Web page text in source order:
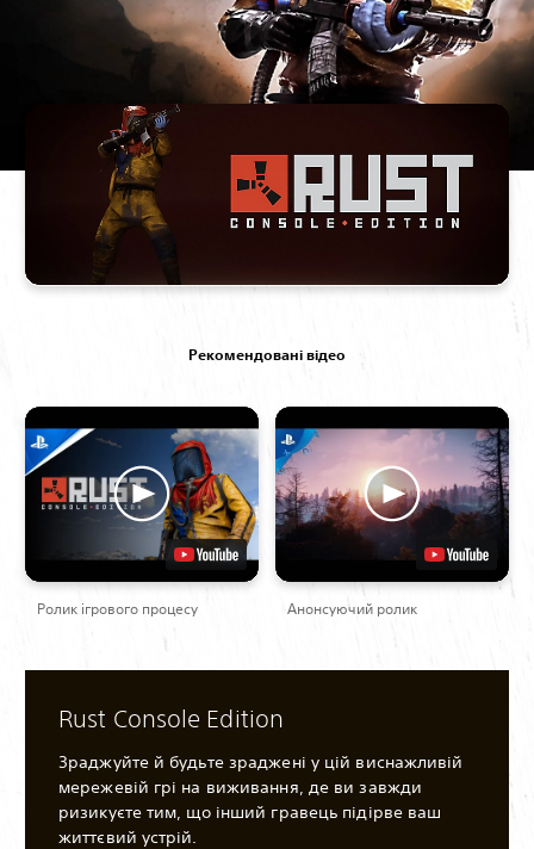
Рекомендовані відео
Ролик ігрового процесу Анонсуючий ролик
Rust Console Edition
Зраджуйте й будьте зраджені у цій виснажливій
мережевій грі на виживання, де ви завжди
ризикуєте тим, що інший гравець підірве ваш
життєвий устрій.